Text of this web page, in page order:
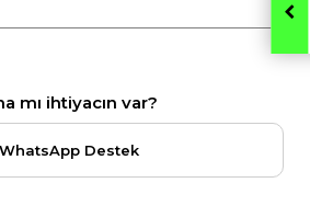
mı ihtiyacın var?
WhatsApp Destek